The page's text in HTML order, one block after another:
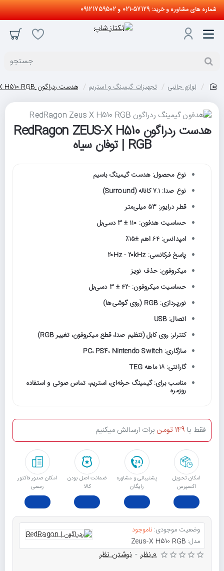
شماره های مشاوره و خرید: 57129-021 و 09121759502
جستجو
لوازم جانبی تجهیزات گیمینگ و استریم هدست ردراگون RedRagon ZEUS-X H510 RGB | توفان سیاه
هدست ردراگون RedRagon ZEUS-X H510
RGB | توفان سیاه
نوع محصول: هدست گیمینگ باسیم
نوع صدا: ۷.۱ کاناله (Surround)
قطر درایور: ۵۳ میلی‌متر
حساسیت هدفون: ۱۱۰ ± ۳ دسی‌بل
امپدانس: ۶۴ اهم ±۱۵٪
پاسخ فرکانسی: ۲۰Hz - ۲۰kHz
میکروفون: حذف نویز
حساسیت میکروفون: -۴۲ ± ۳ دسی‌بل
نورپردازی: RGB (روی گوشی‌ها)
اتصال: USB
کنترلر: روی کابل (تنظیم صدا، قطع میکروفون، تغییر RGB)
سازگاری: PC، PS4، Nintendo Switch
گارانتی: ۱۸ ماهه TEG
مناسب برای: گیمینگ حرفه‌ای، استریم، تماس صوتی و استفاده
روزمره
امکان تحویل
اکسپرس
پشتیبانی و مشاوره
رایگان
ﺿﻤﺎﻧﺖ اﺻﻞ ﺑﻮدن
ﮐﺎﻟﺎ
امکان صدور فاکتور
رسمی
فقط با 149 تومن برات ارسالش میکنیم
وضعیت موجودی: ناموجود
مدل: Zeus-X H510 RGB
0 نظر - نوشتن نظر